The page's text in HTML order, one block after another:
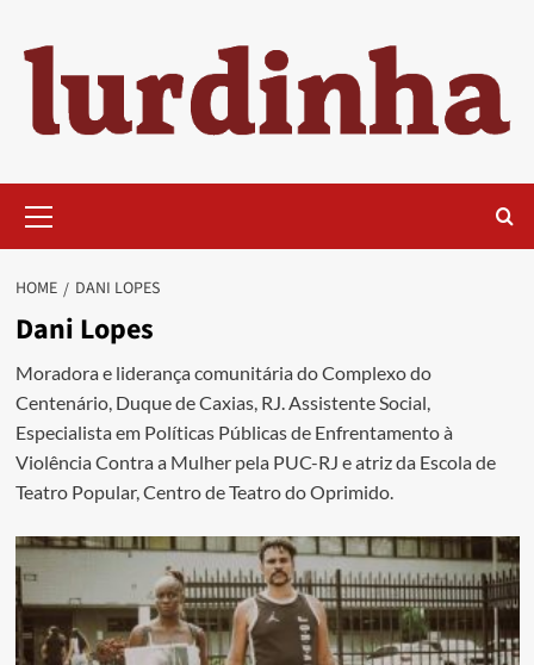
content
Menu
HOME DANI LOPES
Dani Lopes
Moradora e liderança comunitária do Complexo do
Centenário, Duque de Caxias, RJ. Assistente Social,
Especialista em Políticas Públicas de Enfrentamento à
Violência Contra a Mulher pela PUC-RJ e atriz da Escola de
Teatro Popular, Centro de Teatro do Oprimido.